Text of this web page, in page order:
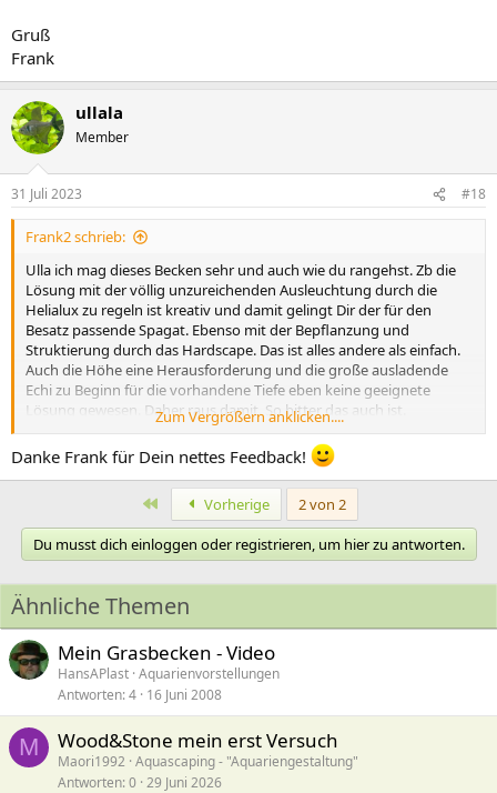
Gruß
Frank
ullala
Member
31 Juli 2023 #18
Frank2 schrieb:
Ulla ich mag dieses Becken sehr und auch wie du rangehst. Zb die
Lösung mit der völlig unzureichenden Ausleuchtung durch die
Helialux zu regeln ist kreativ und damit gelingt Dir der für den
Besatz passende Spagat. Ebenso mit der Bepflanzung und
Struktierung durch das Hardscape. Das ist alles andere als einfach.
Auch die Höhe eine Herausforderung und die große ausladende
Echi zu Beginn für die vorhandene Tiefe eben keine geeignete
Lösung gewesen. Daher raus damit. So bitter das auch ist.
Artemia und Cylops meine Futterfavoriten. Video dazu interessant.
Auch was Erwin dazu sagt.
Zum Vergrößern anklicken....
Danke Frank für Dein nettes Feedback!
Erste Vorherige
2 von 2
Du musst dich einloggen oder registrieren, um hier zu antworten.
Ähnliche Themen
Mein Grasbecken - Video
HansAPlast Aquarienvorstellungen
Antworten 4 16 Juni 2008
M Wood&Stone mein erst Versuch
Maori1992 Aquascaping - "Aquariengestaltung"
Antworten 0 29 Juni 2026